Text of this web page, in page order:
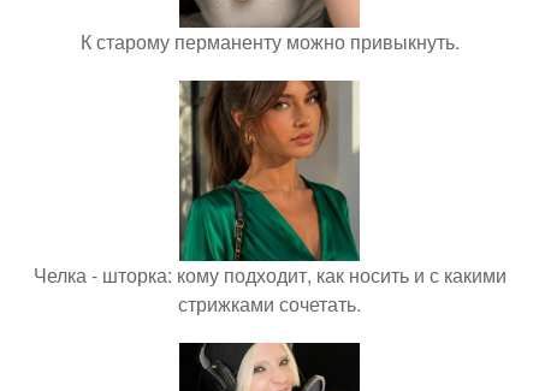
К старому перманенту можно привыкнуть.
Челка - шторка: кому подходит, как носить и с какими
стрижками сочетать.